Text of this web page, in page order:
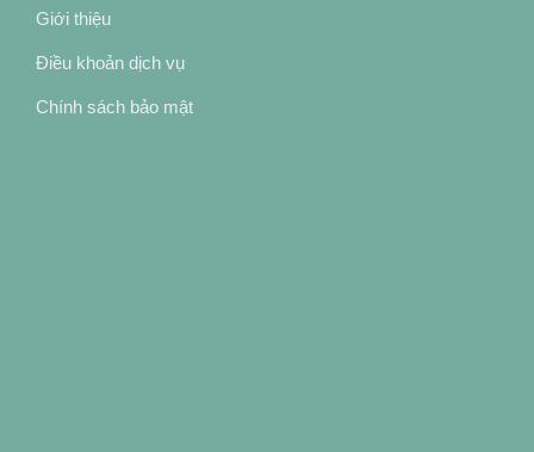
Giới thiệu
Điều khoản dịch vụ
Chính sách bảo mật